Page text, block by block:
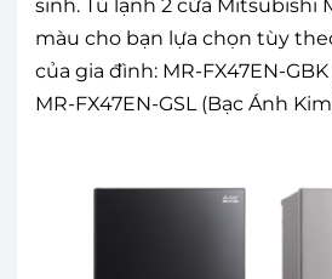
sinh. Tủ lạnh 2 cửa Mitsubishi
màu cho bạn lựa chọn tùy
của gia đình: MR-FX47EN-
MR-FX47EN-GSL (Bạc Ánh